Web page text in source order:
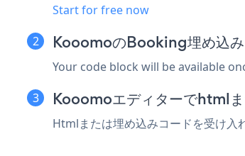
Start for free now
KooomoのBooking埋め込み
Your code block will be available
Kooomoエディターでhtml
Htmlまたは埋め込みコードを受け入